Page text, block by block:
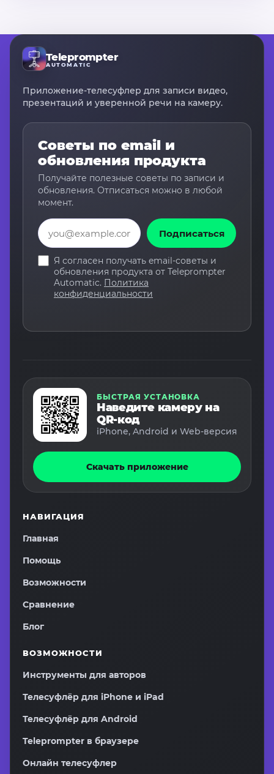
Teleprompter
AUTOMATIC
Приложение-телесуфлер для записи видео,
презентаций и уверенной речи на камеру.
Советы по email и
обновления продукта
Получайте полезные советы по записи и
обновления. Отписаться можно в любой
момент.
Email
Подписаться
Я согласен получать email-советы и
обновления продукта от Teleprompter
Automatic. Политика
конфиденциальности
БЫСТРАЯ УСТАНОВКА
Наведите камеру на
QR-код
iPhone, Android и Web-версия
Скачать приложение
НАВИГАЦИЯ
Главная
Помощь
Возможности
Сравнение
Блог
ВОЗМОЖНОСТИ
Инструменты для авторов
Телесуфлёр для iPhone и iPad
Телесуфлёр для Android
Teleprompter в браузере
Онлайн телесуфлер